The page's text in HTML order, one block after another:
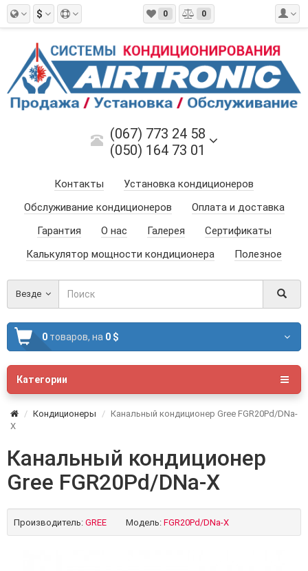
$ 0 0
(067) 773 24 58
(050) 164 73 01
Контакты
Установка кондиционеров
Обслуживание кондиционеров
Оплата и доставка
Гарантия
О нас Галерея
Сертификаты
Калькулятор мощности кондиционера
Полезное
Везде
0 товаров, на 0 $
Категории
Кондиционеры
Канальный кондиционер Gree FGR20Pd/DNa-
X
Канальный кондиционер
Gree FGR20Pd/DNa-X
Производитель: GREE Модель: FGR20Pd/DNa-X